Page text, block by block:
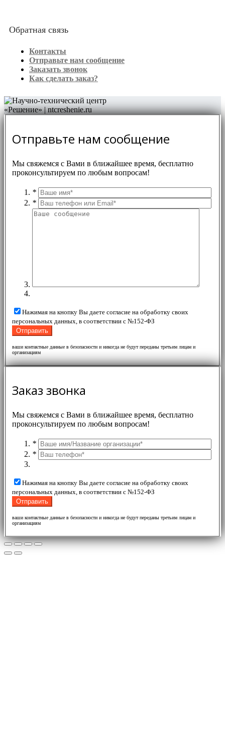
Обратная связь
Контакты
Отправьте нам сообщение
Заказать звонок
Как сделать заказ?
Отправьте нам сообщение
Мы свяжемся с Вами в ближайшее время, бесплатно
проконсультируем по любым вопросам!
*
*
Нажимая на кнопку Вы даете согласие на обработку своих
персональных данных, в соответствии с №152-ФЗ
ваши контактные данные в безопасности и никогда не будут переданы третьим лицам и
организациям
Заказ звонка
Мы свяжемся с Вами в ближайшее время, бесплатно
проконсультируем по любым вопросам!
*
*
Нажимая на кнопку Вы даете согласие на обработку своих
персональных данных, в соответствии с №152-ФЗ
ваши контактные данные в безопасности и никогда не будут переданы третьим лицам и
организациям